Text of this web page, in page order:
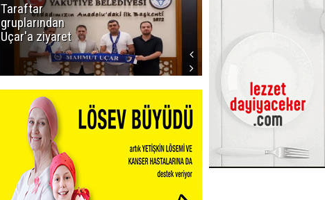
Taraftar
gruplarından
Uçar'a ziyaret
başlıyor! İlk
düdük Bolu'da
çalacak